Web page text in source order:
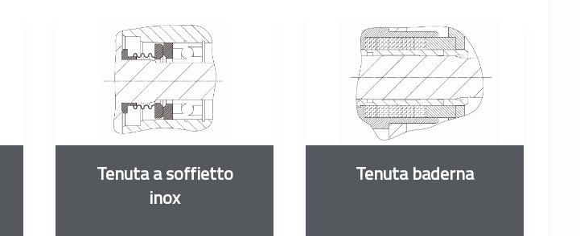
Tenuta a soffietto
inox
Tenuta baderna